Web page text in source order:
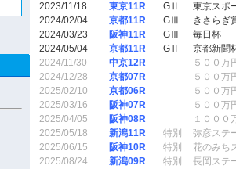
2023/11/18
東京11R GⅡ
東京スポ
2024/02/04
京都11R GⅢ
きさらぎ
2024/03/23
阪神11R GⅢ
毎日杯
2024/05/04
京都11R GⅡ
京都新聞
2024/11/30
中京12R
５００万
2024/12/28
京都07R
５００万
2025/02/10
京都06R
５００万
2025/03/16
阪神07R
５００万
2025/04/05
阪神08R
１０００
2025/05/18
新潟11R 特別
弥彦ステ
2025/06/15
阪神10R 特別
花のみち
2025/08/24
新潟09R 特別
長岡ステ